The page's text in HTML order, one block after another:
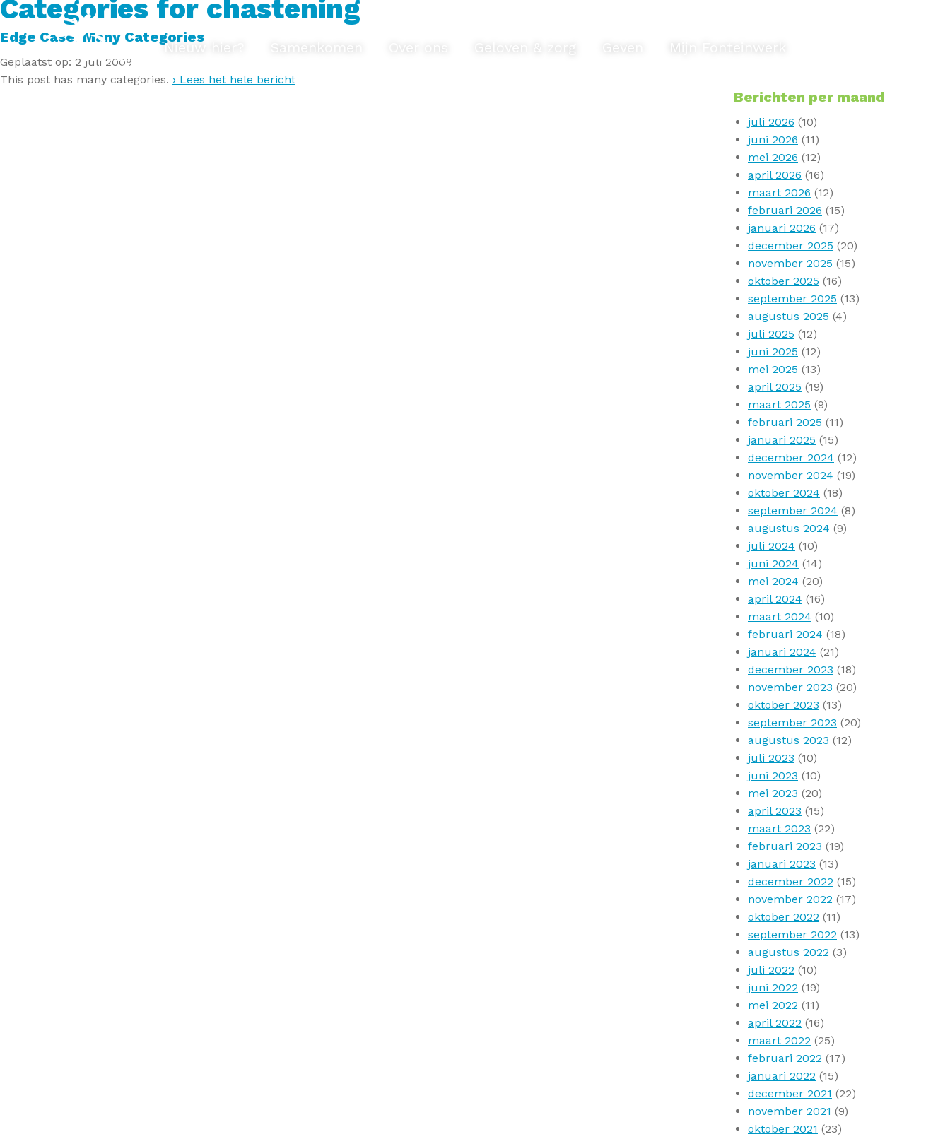
Nieuw hier? Geloven & zorg Mijn Fonteinwerk
Categories for chastening
Edge Case: Many Categories
Geplaatst op: 2 juli 2009
This post has many categories. › Lees het hele bericht
Berichten per maand
juli 2026 (10)
juni 2026 (11)
mei 2026 (12)
april 2026 (16)
maart 2026 (12)
februari 2026 (15)
januari 2026 (17)
december 2025 (20)
november 2025 (15)
oktober 2025 (16)
september 2025 (13)
augustus 2025 (4)
juli 2025 (12)
juni 2025 (12)
mei 2025 (13)
april 2025 (19)
maart 2025 (9)
februari 2025 (11)
januari 2025 (15)
december 2024 (12)
november 2024 (19)
oktober 2024 (18)
september 2024 (8)
augustus 2024 (9)
juli 2024 (10)
juni 2024 (14)
mei 2024 (20)
april 2024 (16)
maart 2024 (10)
februari 2024 (18)
januari 2024 (21)
december 2023 (18)
november 2023 (20)
oktober 2023 (13)
september 2023 (20)
augustus 2023 (12)
juli 2023 (10)
juni 2023 (10)
mei 2023 (20)
april 2023 (15)
maart 2023 (22)
februari 2023 (19)
januari 2023 (13)
december 2022 (15)
november 2022 (17)
oktober 2022 (11)
september 2022 (13)
augustus 2022 (3)
juli 2022 (10)
juni 2022 (19)
mei 2022 (11)
april 2022 (16)
maart 2022 (25)
februari 2022 (17)
januari 2022 (15)
december 2021 (22)
november 2021 (9)
oktober 2021 (23)